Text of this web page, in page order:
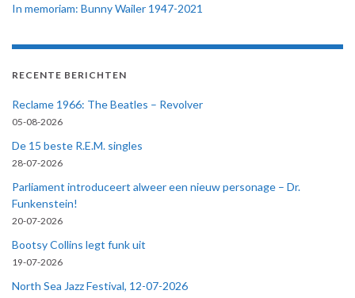
In memoriam: Bunny Wailer 1947-2021
RECENTE BERICHTEN
Reclame 1966: The Beatles – Revolver
05-08-2026
De 15 beste R.E.M. singles
28-07-2026
Parliament introduceert alweer een nieuw personage – Dr.
Funkenstein!
20-07-2026
Bootsy Collins legt funk uit
19-07-2026
North Sea Jazz Festival, 12-07-2026